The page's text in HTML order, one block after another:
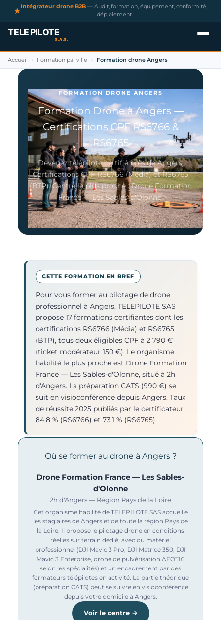
Intégrateur drone B2B — Audit, formation, équipement, conformité,
déploiement
Accueil › Formation par ville › Formation drone Angers
FORMATION DRONE ANGERS
Formation Drone à Angers —
Certifications CPF RS6766 &
RS6765
Devenez télépilote certifié près de Angers.
Certifications CPF RS6766 (Média) et RS6765
(BTP). Centre le plus proche : Drone Formation
France — Les Sables-d'Olonne.
CETTE FORMATION EN BREF
Pour vous former au pilotage de drone
professionnel à Angers, TELEPILOTE SAS
propose 17 formations certifiantes dont les
certifications RS6766 (Média) et RS6765
(BTP), tous deux éligibles CPF à 2 790 €
(ticket modérateur 150 €). Le organisme
habilité le plus proche est Drone Formation
France — Les Sables-d'Olonne, situé à 2h
d'Angers. La préparation CATS (990 €) se
suit en visioconférence depuis Angers. Taux
de réussite 2025 publiés par le certificateur :
84,8 % (RS6766) et 73,1 % (RS6765).
Où se former au drone à Angers ?
Drone Formation France — Les Sables-
d'Olonne
2h d'Angers — Région Pays de la Loire
Cet organisme habilité de TELEPILOTE SAS accueille
les stagiaires de Angers et de toute la région Pays de
la Loire. Il propose le pilotage drone en conditions
réelles sur terrain dédié, avec du matériel
professionnel (DJI Mavic 3 Pro, DJI Matrice 350, DJI
Mavic 3 Enterprise, drone de pulvérisation AEOTIC
selon les spécialités) et un encadrement par des
formateurs télépilotes en activité. La partie théorique
(préparation CATS) peut se suivre en visioconférence
depuis votre domicile à Angers.
Voir le centre →